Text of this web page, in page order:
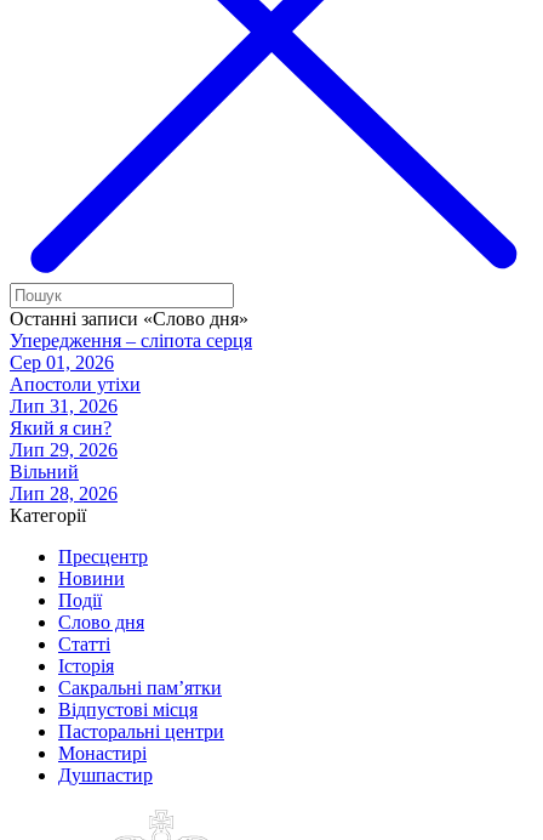
Останні записи «Слово дня»
Упередження – сліпота серця
Сер 01, 2026
Апостоли утіхи
Лип 31, 2026
Який я син?
Лип 29, 2026
Вільний
Лип 28, 2026
Категорії
Пресцентр
Новини
Події
Слово дня
Статті
Історія
Сакральні пам’ятки
Відпустові місця
Пасторальні центри
Монастирі
Душпастир